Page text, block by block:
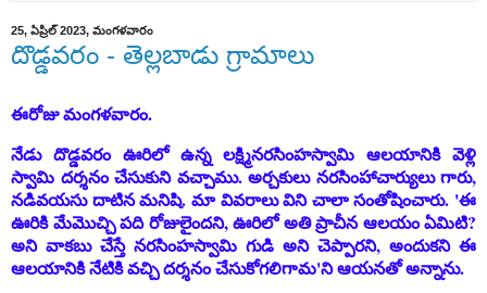
25, ఏప్రిల్ 2023, మంగళవారం
దొడ్డవరం - తెల్లబాడు గ్రామాలు
ఈరోజు మంగళవారం.
నేడు దొడ్డవరం ఊరిలో ఉన్న లక్ష్మినరసింహస్వామి ఆలయానికి వెళ్లి
స్వామి దర్శనం చేసుకుని వచ్చాము. అర్చకులు నరసింహాచార్యులు గారు,
నడివయసు దాటిన మనిషి. మా వివరాలు విని చాలా సంతోషించారు. 'ఈ
ఊరికి మేమొచ్చి పది రోజులైందని, ఊరిలో అతి ప్రాచీన ఆలయం ఏమిటి?
అని వాకబు చేస్తే నరసింహస్వామి గుడి అని చెప్పారని, అందుకని ఈ
ఆలయానికి నేటికి వచ్చి దర్శనం చేసుకోగలిగామ'ని ఆయనతో అన్నాను.